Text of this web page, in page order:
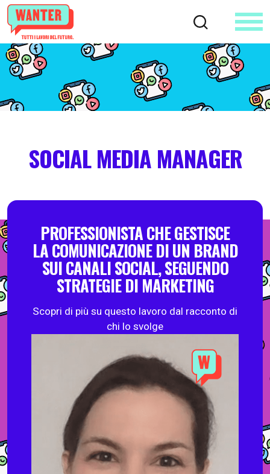
SOCIAL MEDIA MANAGER
PROFESSIONISTA CHE GESTISCE
LA COMUNICAZIONE DI UN BRAND
SUI CANALI SOCIAL, SEGUENDO
STRATEGIE DI MARKETING
Scopri di più su questo lavoro dal racconto di
chi lo svolge